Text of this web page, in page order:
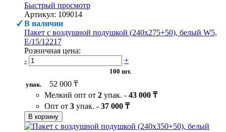
Быстрый просмотр
Артикул: 109014
В наличии
Пакет с воздушной подушкой (240х275+50), белый W5,
Е/15/12217
Розничная цена:
-
+
100 шт.
упак.
52 000 ₸
Мелкий опт от 2 упак. - 43 000 ₸
Опт от 3 упак. - 37 000 ₸
В корзину